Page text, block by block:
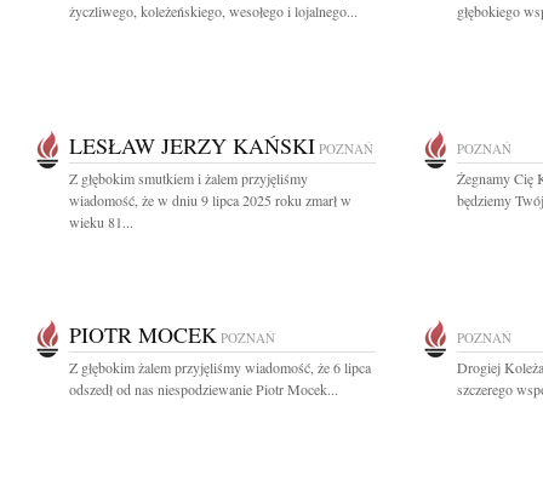
życzliwego, koleżeńskiego, wesołego i lojalnego...
głębokiego
LESŁAW JERZY KAŃSKI POZNAŃ
Z głębokim smutkiem i żalem przyjęliśmy
wiadomość, że w dniu 9 lipca 2025 roku zmarł w
wieku 81...
POZNAŃ
Żegnamy Cię
będziemy
PIOTR MOCEK POZNAŃ
Z głębokim żalem przyjęliśmy wiadomość, że 6 lipca
odszedł od nas niespodziewanie Piotr Mocek...
POZNAŃ
Drogiej
szczerego